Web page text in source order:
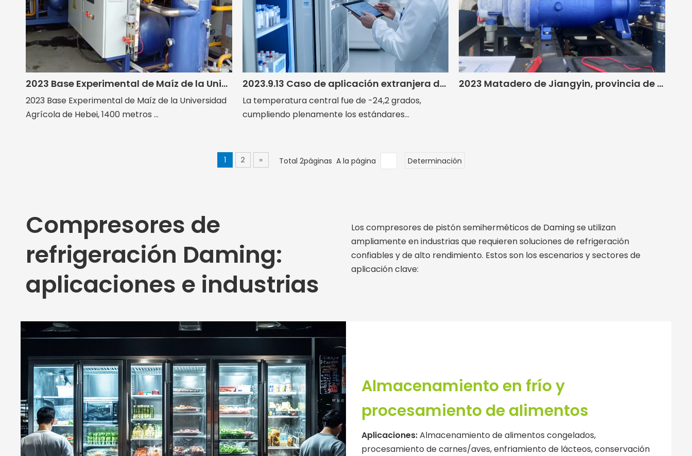
2023 Base Experimental de Maíz de la Universidad Agrícola de Hebei
2023 Base Experimental de Maíz de la Universidad
Agrícola de Hebei, 1400 metros ...
2023.9.13 Caso de aplicación extranjera del RFC de refrigeración de Daming
La temperatura central fue de -24,2 grados,
cumpliendo plenamente los estándares...
2023 Matadero de Jiangyin, provincia de Jiangsu
1 2 » Total 2páginas A la página Determinación
Compresores de
refrigeración Daming:
aplicaciones e industrias
Los compresores de pistón semiherméticos de Daming se utilizan
ampliamente en industrias que requieren soluciones de refrigeración
confiables y de alto rendimiento. Estos son los escenarios y sectores de
aplicación clave:
Almacenamiento en frío y
procesamiento de alimentos
Aplicaciones:Almacenamiento de alimentos congelados,
procesamiento de carnes/aves, enfriamiento de lácteos, conservación